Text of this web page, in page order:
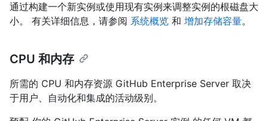
通过构建一个新实例或使用现有实例来调整实例的根磁盘大
小。 有关详细信息，请参阅 系统概览 和 增加存储容量。
CPU 和内存
所需的 CPU 和内存资源 GitHub Enterprise Server 取决
于用户、自动化和集成的活动级别。